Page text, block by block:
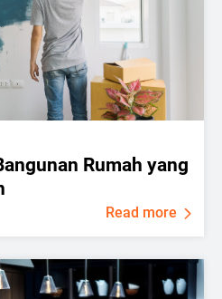
Rumah yang
Read more